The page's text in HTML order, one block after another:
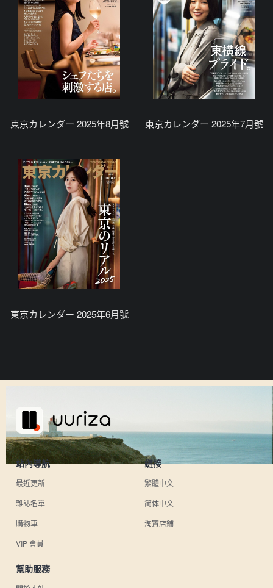
東京カレンダー 2025年8月號 東京カレンダー 2025年7月號
東京カレンダー 2025年6月號
站內導航
最近更新
雜誌名單
購物車
VIP 會員
鏈接
繁體中文
简体中文
淘寶店鋪
幫助服務